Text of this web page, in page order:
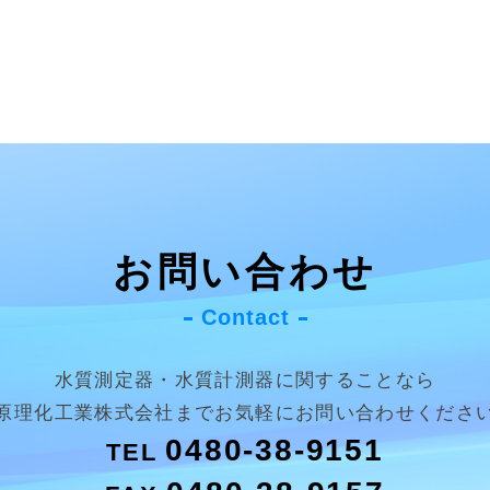
お問い合わせ
Contact
水質測定器・水質計測器に関することなら
理化工業株式会社までお気軽にお問い合わせくださ
TEL 0480-38-9151